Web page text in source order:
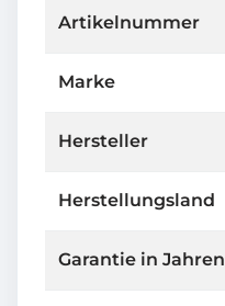
Artikelnummer
Marke
Hersteller
Herstellungsland
Garantie in Jahren